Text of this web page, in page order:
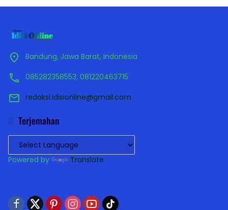
Bandung, Jawa Barat, Indonesia
085282358553; 081220463715
redaksi.idisionline@gmail.com
Terjemahan
Powered by Translate